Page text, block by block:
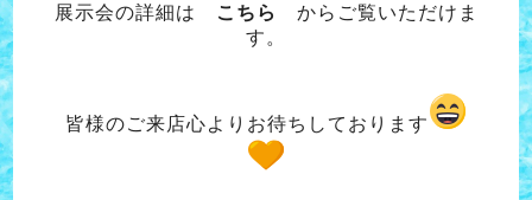
展示会の詳細は こちら
からご覧いただけま
す。
皆様のご来店心よりお待ちしております